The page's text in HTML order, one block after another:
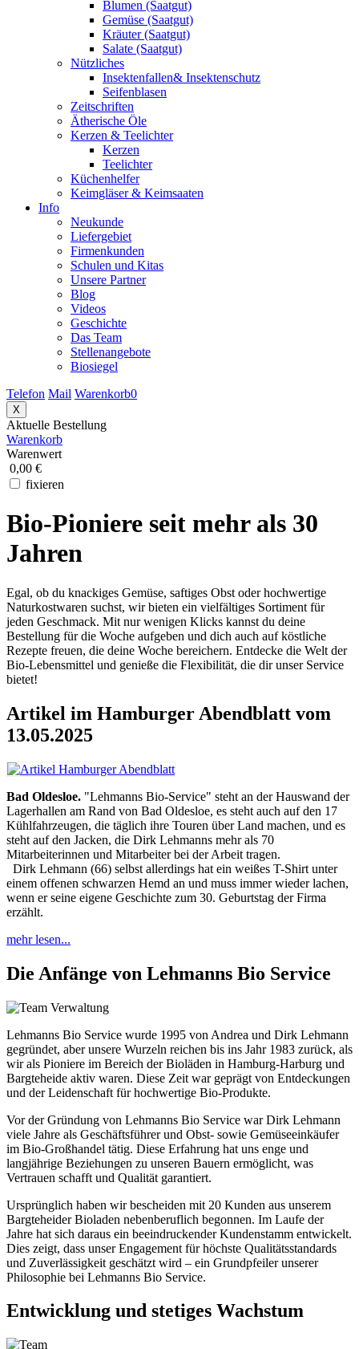
Blumen (Saatgut)
Gemüse (Saatgut)
Kräuter (Saatgut)
Salate (Saatgut)
Nützliches
Insektenfallen& Insektenschutz
Seifenblasen
Zeitschriften
Ätherische Öle
Kerzen & Teelichter
Kerzen
Teelichter
Küchenhelfer
Keimgläser & Keimsaaten
Info
Neukunde
Liefergebiet
Firmenkunden
Schulen und Kitas
Unsere Partner
Blog
Videos
Geschichte
Das Team
Stellenangebote
Biosiegel
Telefon Mail Warenkorb0
X
Aktuelle Bestellung
Warenkorb
Warenwert
0,00 €
fixieren
Bio-Pioniere seit mehr als 30
Jahren
Egal, ob du knackiges Gemüse, saftiges Obst oder hochwertige
Naturkostwaren suchst, wir bieten ein vielfältiges Sortiment für
jeden Geschmack. Mit nur wenigen Klicks kannst du deine
Bestellung für die Woche aufgeben und dich auch auf köstliche
Rezepte freuen, die deine Woche bereichern. Entdecke die Welt der
Bio-Lebensmittel und genieße die Flexibilität, die dir unser Service
bietet!
Artikel im Hamburger Abendblatt vom
13.05.2025
Bad Oldesloe. "Lehmanns Bio-Service" steht an der Hauswand der
Lagerhallen am Rand von Bad Oldesloe, es steht auch auf den 17
Kühlfahrzeugen, die täglich ihre Touren über Land machen, und es
steht auf den Jacken, die Dirk Lehmanns mehr als 70
Mitarbeiterinnen und Mitarbeiter bei der Arbeit tragen.
Dirk Lehmann (66) selbst allerdings hat ein weißes T-Shirt unter
einem offenen schwarzen Hemd an und muss immer wieder lachen,
wenn er seine eigene Geschichte zum 30. Geburtstag der Firma
erzählt.
mehr lesen...
Die Anfänge von Lehmanns Bio Service
Lehmanns Bio Service wurde 1995 von Andrea und Dirk Lehmann
gegründet, aber unsere Wurzeln reichen bis ins Jahr 1983 zurück, als
wir als Pioniere im Bereich der Bioläden in Hamburg-Harburg und
Bargteheide aktiv waren. Diese Zeit war geprägt von Entdeckungen
und der Leidenschaft für hochwertige Bio-Produkte.
Vor der Gründung von Lehmanns Bio Service war Dirk Lehmann
viele Jahre als Geschäftsführer und Obst- sowie Gemüseeinkäufer
im Bio-Großhandel tätig. Diese Erfahrung hat uns enge und
langjährige Beziehungen zu unseren Bauern ermöglicht, was
Vertrauen schafft und Qualität garantiert.
Ursprünglich haben wir bescheiden mit 20 Kunden aus unserem
Bargteheider Bioladen nebenberuflich begonnen. Im Laufe der
Jahre hat sich daraus ein beeindruckender Kundenstamm entwickelt.
Dies zeigt, dass unser Engagement für höchste Qualitätsstandards
und Zuverlässigkeit geschätzt wird – ein Grundpfeiler unserer
Philosophie bei Lehmanns Bio Service.
Entwicklung und stetiges Wachstum